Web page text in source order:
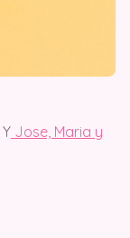
Y Jose, Maria y